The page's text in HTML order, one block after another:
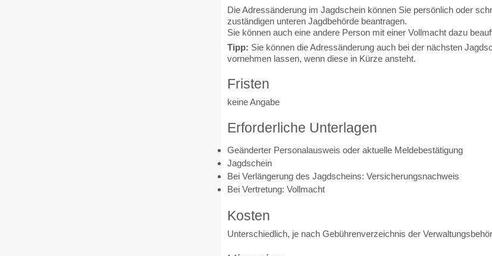
Die Adressänderung im Jagdschein können Sie persönlich oder
zuständigen unteren Jagdbehörde beantragen.
Sie können auch eine andere Person mit einer Vollmacht dazu
Tipp: Sie können die Adressänderung auch bei der nächsten
vornehmen lassen, wenn diese in Kürze ansteht.
Fristen
keine Angabe
Erforderliche Unterlagen
Geänderter Personalausweis oder aktuelle Meldebestätigung
Jagdschein
Bei Verlängerung des Jagdscheins: Versicherungsnachweis
Bei Vertretung: Vollmacht
Kosten
Unterschiedlich, je nach Gebührenverzeichnis der